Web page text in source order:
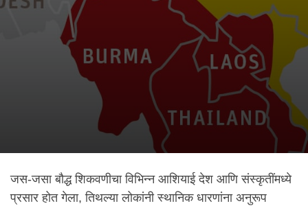
जस-जसा बौद्ध शिकवणीचा विभिन्न आशियाई देश आणि संस्कृतींमध्ये
प्रसार होत गेला, तिथल्या लोकांनी स्थानिक धारणांना अनुरूप